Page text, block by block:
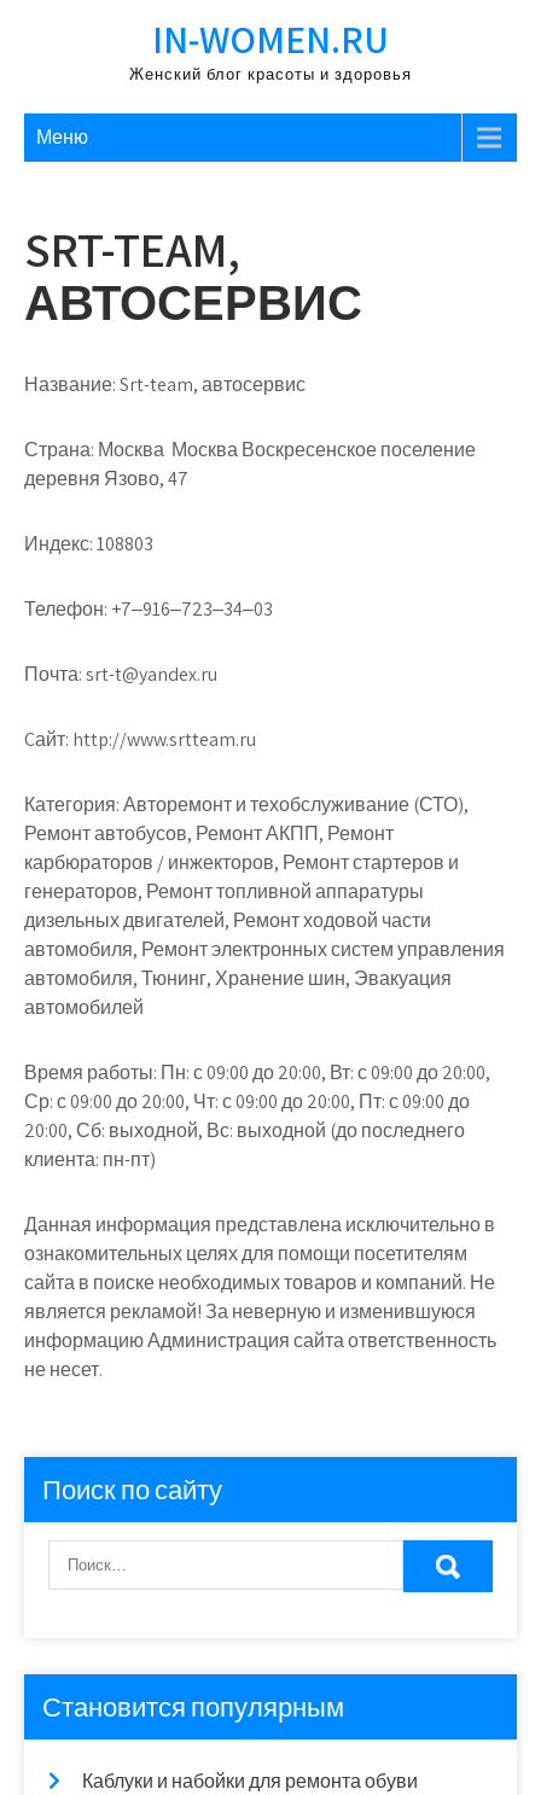
IN-WOMEN.RU
Женский блог красоты и здоровья
Меню
SRT-TEAM,
АВТОСЕРВИС
Название:Srt-team, автосервис
Страна: Москва Москва Воскресенское поселение
деревня Язово, 47
Индекс:108803
Телефон: +7‒916‒723‒34‒03
Почта:srt-t@yandex.ru
Cайт: http://www.srtteam.ru
Категория:Авторемонт и техобслуживание (СТО),
Ремонт автобусов, Ремонт АКПП, Ремонт
карбюраторов / инжекторов, Ремонт стартеров и
генераторов, Ремонт топливной аппаратуры
дизельных двигателей, Ремонт ходовой части
автомобиля, Ремонт электронных систем управления
автомобиля, Тюнинг, Хранение шин, Эвакуация
автомобилей
Время работы: Пн: с 09:00 до 20:00, Вт: с 09:00 до 20:00,
Ср: с 09:00 до 20:00, Чт: с 09:00 до 20:00, Пт: с 09:00 до
20:00, Сб: выходной, Вс: выходной (до последнего
клиента: пн-пт)
Данная информация представлена исключительно в
ознакомительных целях для помощи посетителям
сайта в поиске необходимых товаров и компаний. Не
является рекламой! За неверную и изменившуюся
информацию Администрация сайта ответственность
не несет.
Поиск по сайту
Становится популярным
Каблуки и набойки для ремонта обуви